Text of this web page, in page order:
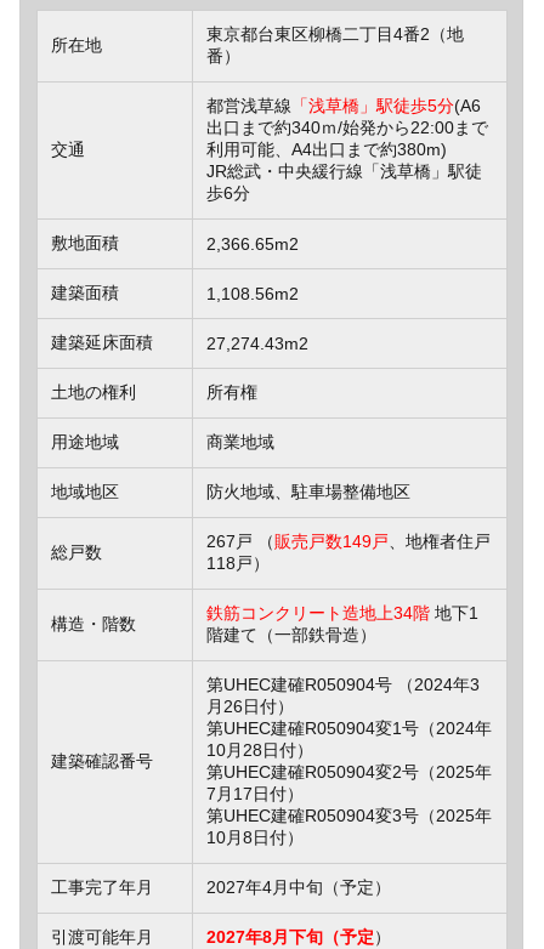
所在地
東京都台東区柳橋二丁目4番2（地
番）
交通
都営浅草線 「浅草橋」駅徒歩5分(A6
出口まで約340ｍ/始発から22:00まで
利用可能、A4出口まで約380m)
JR総武・中央緩行線「浅草橋」駅徒
歩6分
敷地面積 2,366.65m2
建築面積 1,108.56m2
建築延床面積 27,274.43m2
土地の権利 所有権
用途地域 商業地域
地域地区 防火地域、駐車場整備地区
総戸数
267戸 （販売戸数149戸 、地権者住戸
118戸）
構造・階数
鉄筋コンクリート造地上34階地下1
階建て（一部鉄骨造）
建築確認番号
第UHEC建確R050904号 （2024年3
月26日付）
第UHEC建確R050904変1号（2024年
10月28日付）
第UHEC建確R050904変2号（2025年
7月17日付）
第UHEC建確R050904変3号（2025年
10月8日付）
工事完了年月 2027年4月中旬（予定）
引渡可能年月 2027年8月下旬（予定）